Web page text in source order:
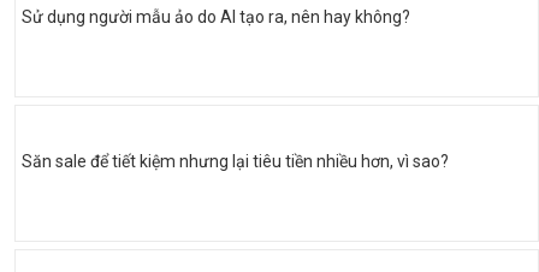
Sử dụng người mẫu ảo do AI tạo ra, nên hay không?
Săn sale để tiết kiệm nhưng lại tiêu tiền nhiều hơn, vì sao?